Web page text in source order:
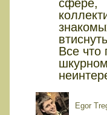
сфере,
Все что
Egor